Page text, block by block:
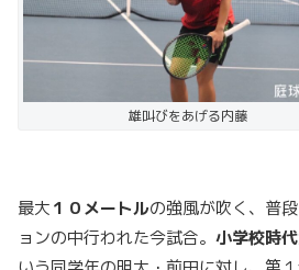
雄叫びをあげる内藤
最大１０メートルの強風が吹く、普
ョンの中行われた今試合。 小学校時